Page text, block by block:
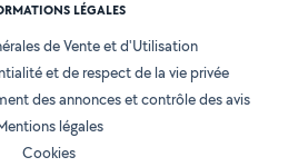
LÉGALES
de Vente et d'Utilisation
et de respect de la vie privée
des annonces et contrôle des avis
légales
Cookies